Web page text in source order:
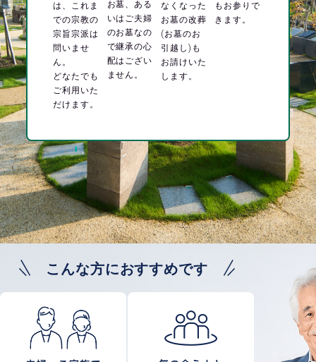
は、これま
での宗教の
宗旨宗派は
問いませ
ん。
どなたでも
ご利用いた
だけます。
お墓、ある
いはご夫婦
のお墓なの
で継承の心
配はござい
ません。
なくなった
お墓の改葬
(お墓のお
引越し)も
お請けいた
します。
もお参りで
きます。
こんな方におすすめです